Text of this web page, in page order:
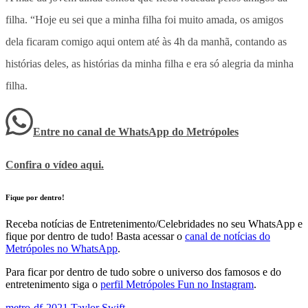
filha. “Hoje eu sei que a minha filha foi muito amada, os amigos
dela ficaram comigo aqui ontem até às 4h da manhã, contando as
histórias deles, as histórias da minha filha e era só alegria da minha
filha.
Entre no canal de WhatsApp do Metrópoles
Confira o vídeo aqui.
Fique por dentro!
Receba notícias de Entretenimento/Celebridades no seu WhatsApp e
fique por dentro de tudo! Basta acessar o canal de notícias do
Metrópoles no WhatsApp.
Para ficar por dentro de tudo sobre o universo dos famosos e do
entretenimento siga o perfil Metrópoles Fun no Instagram.